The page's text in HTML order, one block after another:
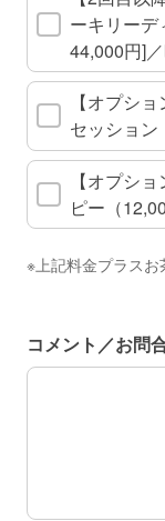
ーキリー
44,000円]
【オプシ
セッション
【オプシ
ピー（
※上記料金プラスお
コメント／お問
コメント／お問